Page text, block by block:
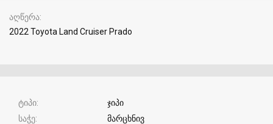
აღწერა
2022 Toyota Land Cruiser Prado
ტიპი
ჯიპი
საჭე
მარცხნივ